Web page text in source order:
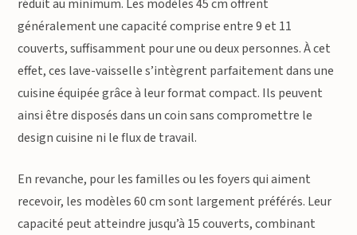
réduit au minimum. Les modèles 45 cm offrent
généralement une capacité comprise entre 9 et 11
couverts, suffisamment pour une ou deux personnes. À cet
effet, ces lave-vaisselle s’intègrent parfaitement dans une
cuisine équipée grâce à leur format compact. Ils peuvent
ainsi être disposés dans un coin sans compromettre le
design cuisine ni le flux de travail.
En revanche, pour les familles ou les foyers qui aiment
recevoir, les modèles 60 cm sont largement préférés. Leur
capacité peut atteindre jusqu’à 15 couverts, combinant